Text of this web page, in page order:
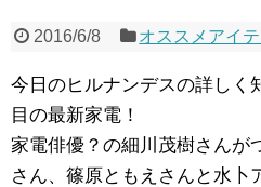
2016/6/8 オススメアイ
今日のヒルナンデスの詳しく
目の最新家電！
家電俳優？の細川茂樹さんが
さん、篠原ともえさんと水卜